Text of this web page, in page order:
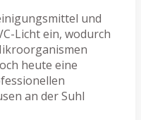
und
Licht ein, wodurch
heute eine
an der Suhl